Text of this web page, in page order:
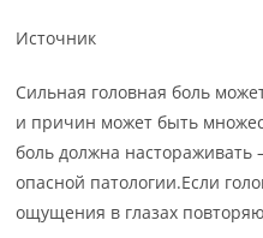
Источник
Сильная головная боль
и причин может быть
боль должна настораживать
опасной патологии.Если
ощущения в глазах